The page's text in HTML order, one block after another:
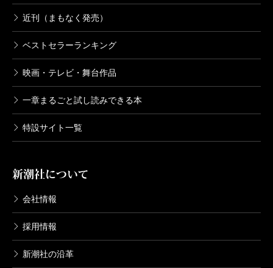
近刊（まもなく発売）
ベストセラーランキング
映画・テレビ・舞台作品
一章まるごと試し読みできる本
特設サイト一覧
新潮社について
会社情報
採用情報
新潮社の沿革